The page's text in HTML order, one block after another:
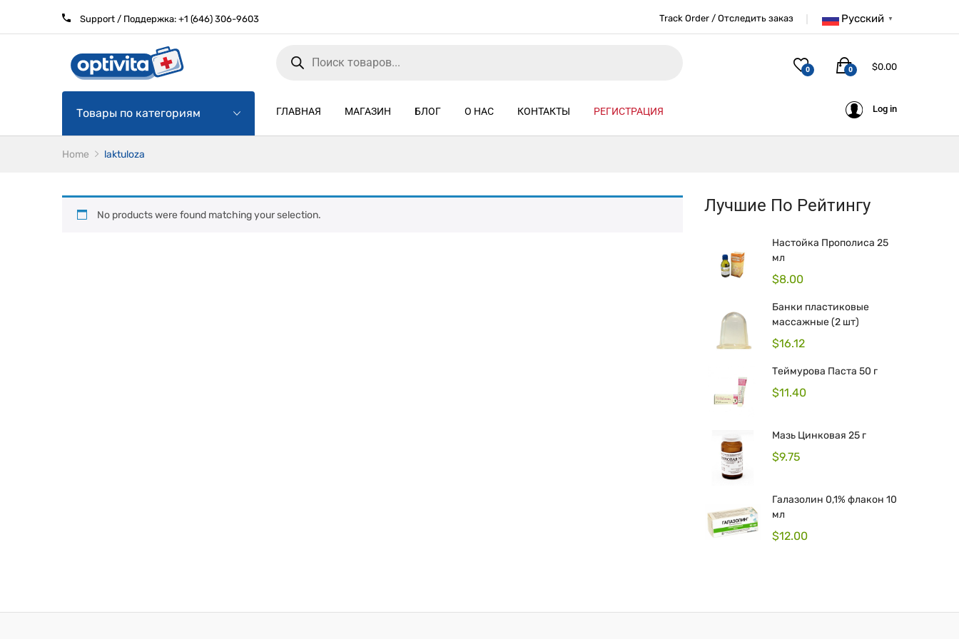
Support / Поддержка: +1 (646) 306-9603 Русский ▼
Track Order / Отследить заказ
0 $0.00
0
Товары по категориям ГЛАВНАЯ МАГАЗИН БЛОГ О НАС КОНТАКТЫ РЕГИСТРАЦИЯ Log in
Home laktuloza
No products were found matching your selection. Лучшие По Рейтингу
Настойка Прополиса 25
мл
$8.00
Банки пластиковые
массажные (2 шт)
$16.12
Теймурова Паста 50 г
$11.40
Мазь Цинковая 25 г
$9.75
Галазолин 0,1% флакон 10
мл
$12.00